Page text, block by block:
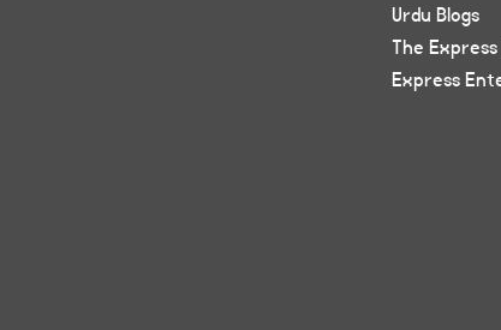
Urdu Blogs
The
Express